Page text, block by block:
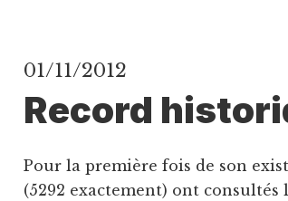
01/11/2012
Record
Pour la première fois de son
(5292 exactement) ont consultés